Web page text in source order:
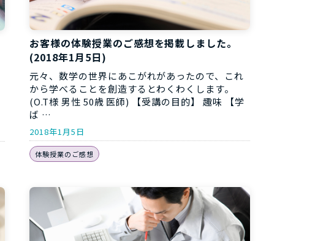
お客様の体験授業のご感想を掲載しました。
(2018年1月5日)
元々、数学の世界にあこがれがあったので、これ
から学べることを創造するとわくわくします。
(O.T様 男性 50歳 医師) 【受講の目的】 趣味 【学
ば …
2018年1月5日
体験授業のご感想